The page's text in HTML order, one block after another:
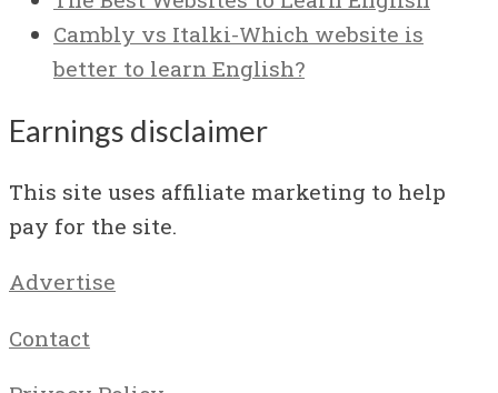
Cambly vs Italki-Which website is
better to learn English?
Earnings disclaimer
This site uses affiliate marketing to help
pay for the site.
Advertise
Contact